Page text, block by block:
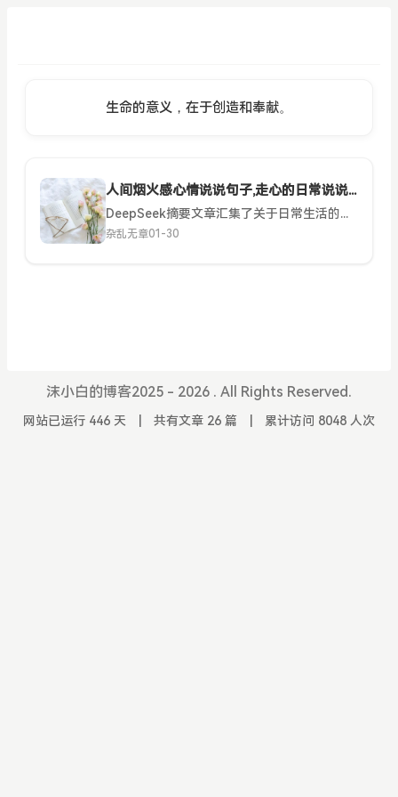
生命的意义，在于创造和奉献。
人间烟火感心情说说句子,走心的日常说说短句大全
DeepSeek摘要文章汇集了关于日常生活的温馨短句，强调在平凡中感受幸福、活在当下、珍惜小美好，倡导以平和心态接纳生活，追求内心的安宁与快乐。人间烟火感心情说说句子,走心的日常说说短句大全日子慢慢过...
杂乱无章01-30
沫小白的博客2025 - 2026 . All Rights Reserved.
网站已运行 446 天 共有文章 26 篇 累计访问 8048 人次